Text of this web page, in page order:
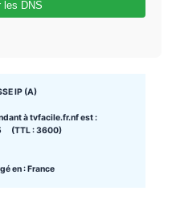
les DNS
IP (A)
à tvfacile.fr.nf est :
(TTL : 3600)
en : France